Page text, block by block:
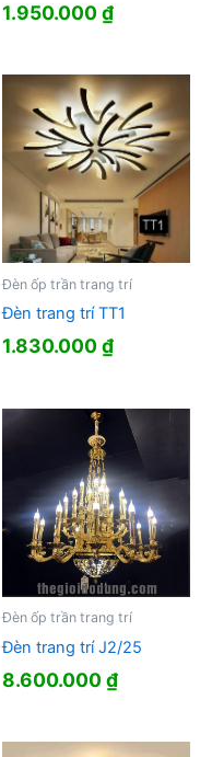
1.950.000₫
Đèn ốp trần trang trí
Đèn trang trí TT1
1.830.000₫
Đèn ốp trần trang trí
Đèn trang trí J2/25
8.600.000₫